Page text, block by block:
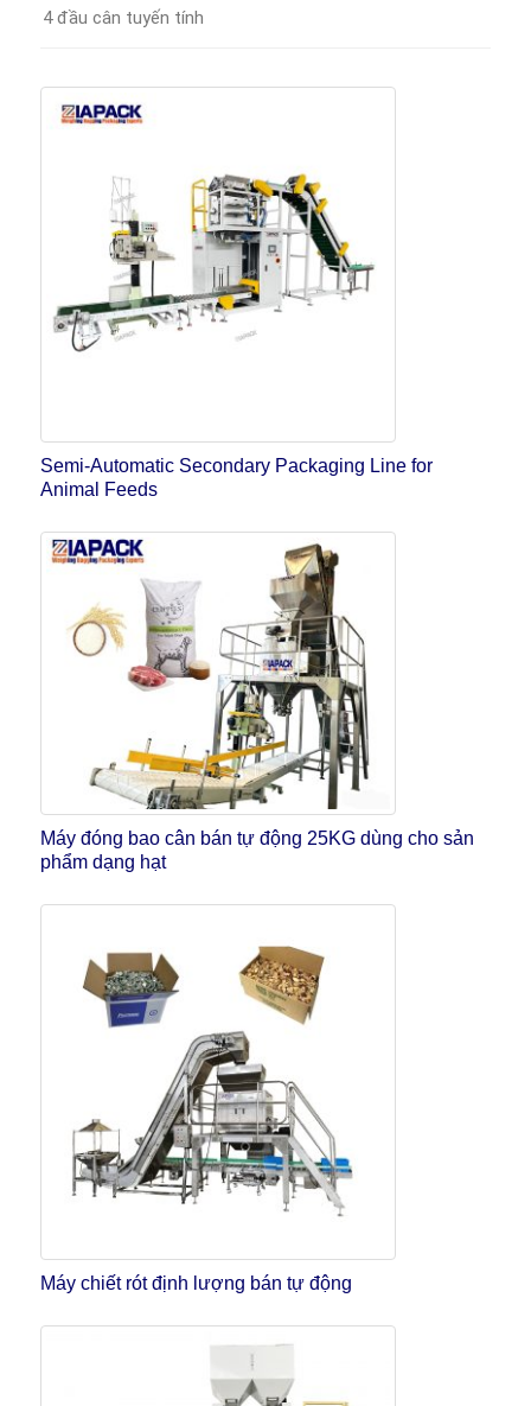
4 đầu cân tuyến tính
Semi-Automatic Secondary Packaging Line for
Animal Feeds
Máy đóng bao cân bán tự động 25KG dùng cho sản
phẩm dạng hạt
Máy chiết rót định lượng bán tự động